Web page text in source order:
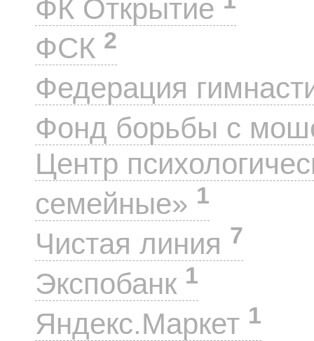
ФК Открытие
ФСК 2
Федерация
Фонд борьбы с
Центр
семейные» 1
Чистая линия 7
Экспобанк 1
Яндекс.Маркет 1